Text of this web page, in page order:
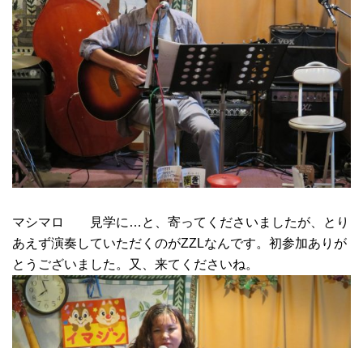
マシマロ 見学に…と、寄ってくださいましたが、とり
あえず演奏していただくのがZZLなんです。初参加ありが
とうございました。又、来てくださいね。